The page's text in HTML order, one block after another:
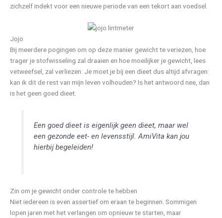
zichzelf indekt voor een nieuwe periode van een tekort aan voedsel.
Jojo
Bij meerdere pogingen om op deze manier gewicht te veriezen, hoe
trager je stofwisseling zal draaien en hoe moeilijker je gewicht, lees
vetweefsel, zal verliezen. Je moet je bij een dieet dus altijd afvragen:
kan ik dit de rest van mijn leven volhouden? Is het antwoord nee, dan
is het geen goed dieet.
Een goed dieet is eigenlijk geen dieet, maar wel
een gezonde eet- en levensstijl. AmiVita kan jou
hierbij begeleiden!
Zin om je gewicht onder controle te hebben
Niet iedereen is even assertief om eraan te beginnen. Sommigen
lopen jaren met het verlangen om opnieuw te starten, maar